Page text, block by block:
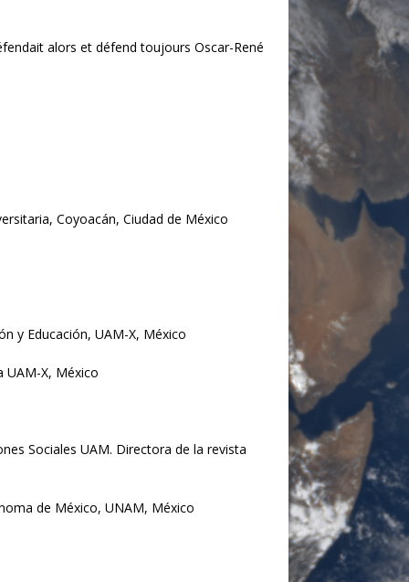
alors et défend toujours Oscar-René
Coyoacán, Ciudad de México
y Educación, UAM-X, México
UAM-X, México
Sociales UAM. Directora de la revista
de México, UNAM, México